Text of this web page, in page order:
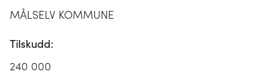
MÅLSELV KOMMUNE
Tilskudd:
240 000